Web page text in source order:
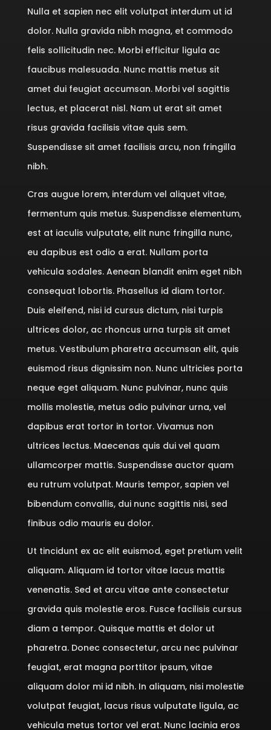
Nulla et sapien nec elit volutpat interdum ut id
dolor. Nulla gravida nibh magna, et commodo
felis sollicitudin nec. Morbi efficitur ligula ac
faucibus malesuada. Nunc mattis metus sit
amet dui feugiat accumsan. Morbi vel sagittis
lectus, et placerat nisl. Nam ut erat sit amet
risus gravida facilisis vitae quis sem.
Suspendisse sit amet facilisis arcu, non fringilla
nibh.
Cras augue lorem, interdum vel aliquet vitae,
fermentum quis metus. Suspendisse elementum,
est at iaculis vulputate, elit nunc fringilla nunc,
eu dapibus est odio a erat. Nullam porta
vehicula sodales. Aenean blandit enim eget nibh
consequat lobortis. Phasellus id diam tortor.
Duis eleifend, nisi id cursus dictum, nisi turpis
ultrices dolor, ac rhoncus urna turpis sit amet
metus. Vestibulum pharetra accumsan elit, quis
euismod risus dignissim non. Nunc ultricies porta
neque eget aliquam. Nunc pulvinar, nunc quis
mollis molestie, metus odio pulvinar urna, vel
dapibus erat tortor in tortor. Vivamus non
ultrices lectus. Maecenas quis dui vel quam
ullamcorper mattis. Suspendisse auctor quam
eu rutrum volutpat. Mauris tempor, sapien vel
bibendum convallis, dui nunc sagittis nisi, sed
finibus odio mauris eu dolor.
Ut tincidunt ex ac elit euismod, eget pretium velit
aliquam. Aliquam id tortor vitae lacus mattis
venenatis. Sed et arcu vitae ante consectetur
gravida quis molestie eros. Fusce facilisis cursus
diam a tempor. Quisque mattis et dolor ut
pharetra. Donec consectetur, arcu nec pulvinar
feugiat, erat magna porttitor ipsum, vitae
aliquam dolor mi id nibh. In aliquam, nisi molestie
volutpat feugiat, lacus risus vulputate ligula, ac
vehicula metus tortor vel erat. Nunc lacinia eros